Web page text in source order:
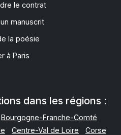
le contrat
manuscrit
la poésie
à Paris
dans les régions :
Bourgogne-Franche-Comté
Centre-Val de Loire Corse